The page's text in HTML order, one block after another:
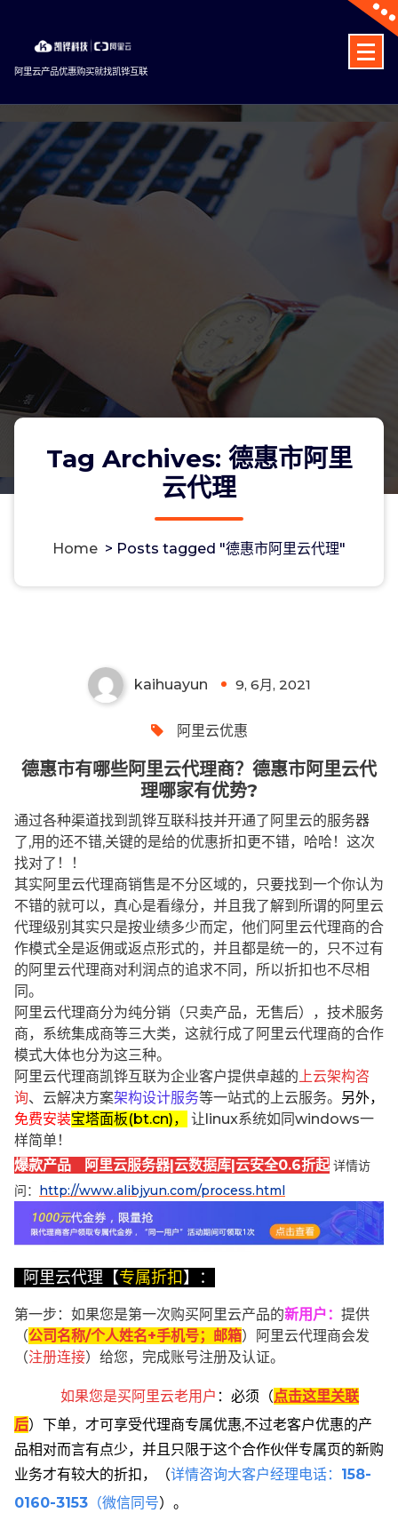
content
阿里云产品优惠购买就找凯铧互联
Tag Archives: 德惠市阿里
云代理
Home > Posts tagged "德惠市阿里云代理"
kaihuayun 9, 6月, 2021
阿里云优惠
德惠市有哪些阿里云代理商？德惠市阿里云代
理哪家有优势?
通过各种渠道找到凯铧互联科技并开通了阿里云的服务器
了,用的还不错,关键的是给的优惠折扣更不错，哈哈！这次
找对了！！
其实阿里云代理商销售是不分区域的，只要找到一个你认为
不错的就可以，真心是看缘分，并且我了解到所谓的阿里云
代理级别其实只是按业绩多少而定，他们阿里云代理商的合
作模式全是返佣或返点形式的，并且都是统一的，只不过有
的阿里云代理商对利润点的追求不同，所以折扣也不尽相
同。
阿里云代理商分为纯分销（只卖产品，无售后），技术服务
商，系统集成商等三大类，这就行成了阿里云代理商的合作
模式大体也分为这三种。
阿里云代理商凯铧互联为企业客户提供卓越的 上云架构咨
询、云解决方案架构设计服务等一站式的上云服务。 另外，
免费安装宝塔面板(bt.cn)，
让linux系统如同windows一
样简单！
爆款产品 阿里云服务器|云数据库|云安全0.6折起 详情访
问： http://www.alibjyun.com/process.html
阿里云代理【专属折扣】：
第一步：如果您是第一次购买阿里云产品的新用户 ： 提供
（公司名称/个人姓名+手机号；邮箱）阿里云代理商会发
（注册连接）给您，完成账号注册及认证。
如果您是买阿里云老用户 ： 必须 （点击这里关联
后） 下单， 才可享受代理商专属优惠,不过老客户优惠的产
品相对而言有点少，并且只限于这个合作伙伴专属页的新购
业务才有较大的折扣，
（详情咨询大客户经理电话： 158-
0160-3153 （微信同号）。